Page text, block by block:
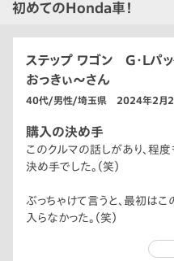
初めてのHonda車！
ステップ ワゴン G・Lパッ
おっきぃ〜さん
40代/男性/埼玉県 2024年2月
購入の決め手
このクルマの話しがあり、程
決め手でした。（笑）
ぶっちゃけて言うと、最初はこ
入らなかった。（笑）
今ではとても気に入ってます！